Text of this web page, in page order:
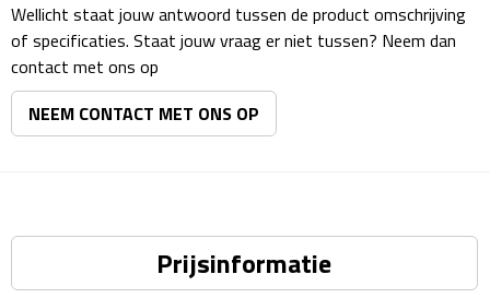
Reizen
Reisbekers
Opbergtasjes
Bagageweegschalen
Bagageriemen
Wellicht staat jouw antwoord tussen de product omschrijving
of specificaties. Staat jouw vraag er niet tussen? Neem dan
contact met ons op
NEEM CONTACT MET ONS OP
Prijsinformatie